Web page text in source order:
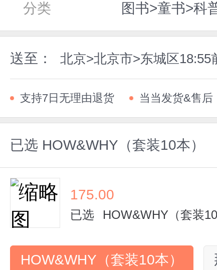
分类 图书>童书>科
送至： 北京>北京市>东城区
支持7日无理由退货 当当发货&售后
已选 HOW&WHY（套装10本）
175.00
已选 HOW&WHY（套装10
HOW&WHY（套装10本）